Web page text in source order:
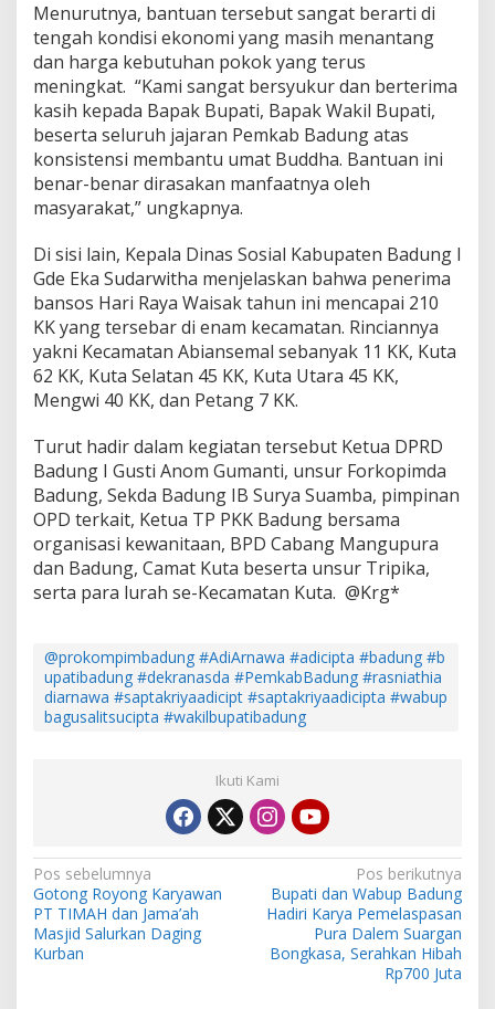
Menurutnya, bantuan tersebut sangat berarti di
tengah kondisi ekonomi yang masih menantang
dan harga kebutuhan pokok yang terus
meningkat. “Kami sangat bersyukur dan berterima
kasih kepada Bapak Bupati, Bapak Wakil Bupati,
beserta seluruh jajaran Pemkab Badung atas
konsistensi membantu umat Buddha. Bantuan ini
benar-benar dirasakan manfaatnya oleh
masyarakat,” ungkapnya.
Di sisi lain, Kepala Dinas Sosial Kabupaten Badung I
Gde Eka Sudarwitha menjelaskan bahwa penerima
bansos Hari Raya Waisak tahun ini mencapai 210
KK yang tersebar di enam kecamatan. Rinciannya
yakni Kecamatan Abiansemal sebanyak 11 KK, Kuta
62 KK, Kuta Selatan 45 KK, Kuta Utara 45 KK,
Mengwi 40 KK, dan Petang 7 KK.
Turut hadir dalam kegiatan tersebut Ketua DPRD
Badung I Gusti Anom Gumanti, unsur Forkopimda
Badung, Sekda Badung IB Surya Suamba, pimpinan
OPD terkait, Ketua TP PKK Badung bersama
organisasi kewanitaan, BPD Cabang Mangupura
dan Badung, Camat Kuta beserta unsur Tripika,
serta para lurah se-Kecamatan Kuta. @Krg*
@prokompimbadung #AdiArnawa #adicipta #badung #b
upatibadung #dekranasda #PemkabBadung #rasniathia
diarnawa #saptakriyaadicipt #saptakriyaadicipta #wabup
bagusalitsucipta #wakilbupatibadung
Ikuti Kami
N
a
v
Pos sebelumnya
Gotong Royong Karyawan
PT TIMAH dan Jama’ah
Masjid Salurkan Daging
Kurban
Pos berikutnya
Bupati dan Wabup Badung
Hadiri Karya Pemelaspasan
Pura Dalem Suargan
Bongkasa, Serahkan Hibah
Rp700 Juta